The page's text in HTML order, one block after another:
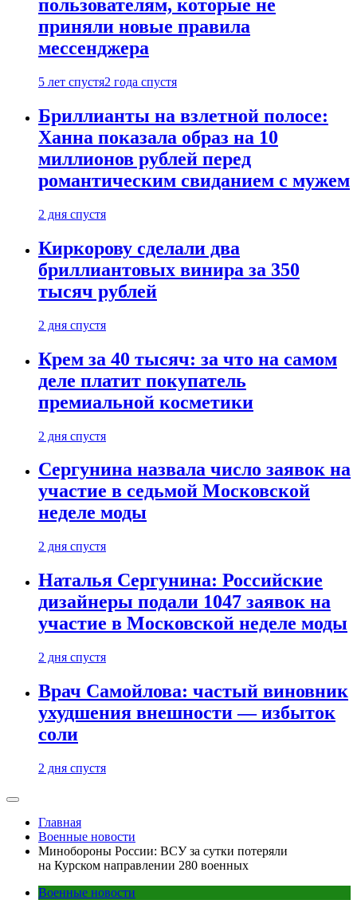
пользователям, которые не
приняли новые правила
мессенджера
5 лет спустя2 года спустя
Бриллианты на взлетной полосе:
Ханна показала образ на 10
миллионов рублей перед
романтическим свиданием с мужем
2 дня спустя
Киркорову сделали два
бриллиантовых винира за 350
тысяч рублей
2 дня спустя
Крем за 40 тысяч: за что на самом
деле платит покупатель
премиальной косметики
2 дня спустя
Сергунина назвала число заявок на
участие в седьмой Московской
неделе моды
2 дня спустя
Наталья Сергунина: Российские
дизайнеры подали 1047 заявок на
участие в Московской неделе моды
2 дня спустя
Врач Самойлова: частый виновник
ухудшения внешности — избыток
соли
2 дня спустя
Главная
Военные новости
Минобороны России: ВСУ за сутки потеряли
на Курском направлении 280 военных
Военные новости